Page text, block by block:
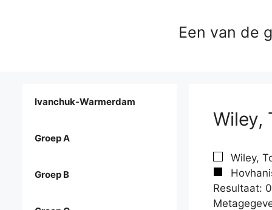
Een van de
Wiley,
Wiley,
Resultaat:
Ivanchuk-Warmerdam
Groep A
Groep B